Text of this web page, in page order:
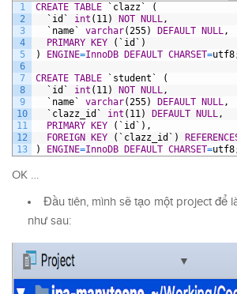
1
2
3
4
5
6
7
8
9
10
11
12
13
CREATE TABLE `clazz`
(
`id`
int (11) NOT NULL ,
`name`
varchar(255) DEFAULT NULL ,
PRIMARY KEY
(`id`)
)
ENGINE=InnoDB DEFAULT CHARSET=
CREATE TABLE `student`
(
`id`
int (11) NOT NULL ,
`name`
varchar(255) DEFAULT NULL ,
`clazz_id`
int (11) DEFAULT NULL ,
PRIMARY KEY
(`id`),
FOREIGN KEY
(`clazz_id`)
)
ENGINE=InnoDB DEFAULT CHARSET=
OK …
Đầu tiên, mình sẽ tạo một project để
như sau: